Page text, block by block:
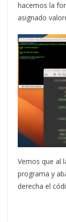
hacemos la
asignado
Vemos que al
programa y
derecha el